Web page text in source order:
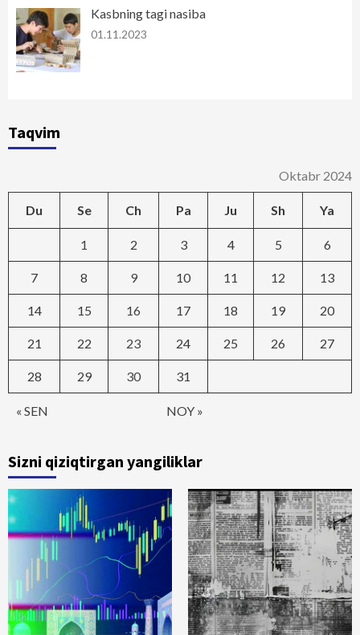
Kasbning tagi nasiba
01.11.2023
Taqvim
Oktabr 2024
Du Se Ch Pa Ju Sh Ya
« SEN NOY »
1 2 3 4 5 6
7 8 9 10 11 12 13
14 15 16 17 18 19 20
21 22 23 24 25 26 27
28 29 30 31
Sizni qiziqtirgan yangiliklar